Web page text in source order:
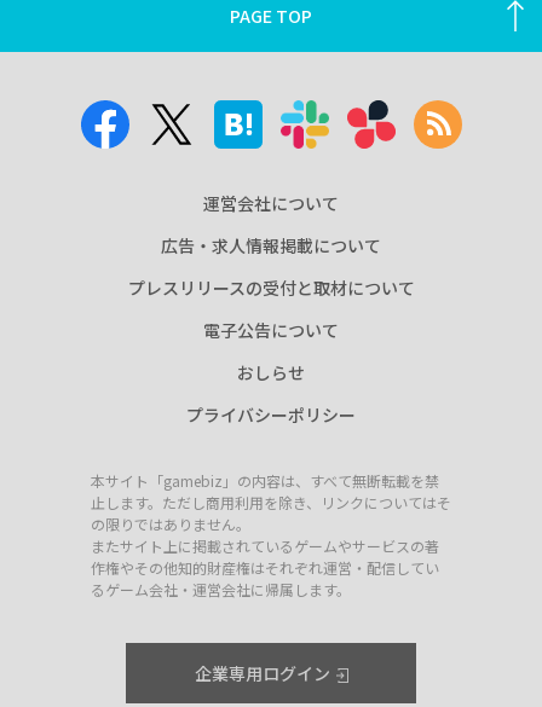
PAGE TOP
運営会社について
広告・求人情報掲載について
プレスリリースの受付と取材について
電子公告について
おしらせ
プライバシーポリシー
本サイト「gamebiz」の内容は、すべて無断転載を禁
止します。ただし商用利用を除き、リンクについてはそ
の限りではありません。
またサイト上に掲載されているゲームやサービスの著
作権やその他知的財産権はそれぞれ運営・配信してい
るゲーム会社・運営会社に帰属します。
企業専用ログイン